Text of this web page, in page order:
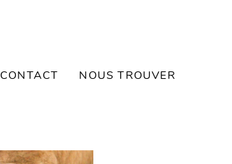
CONTACT NOUS TROUVER